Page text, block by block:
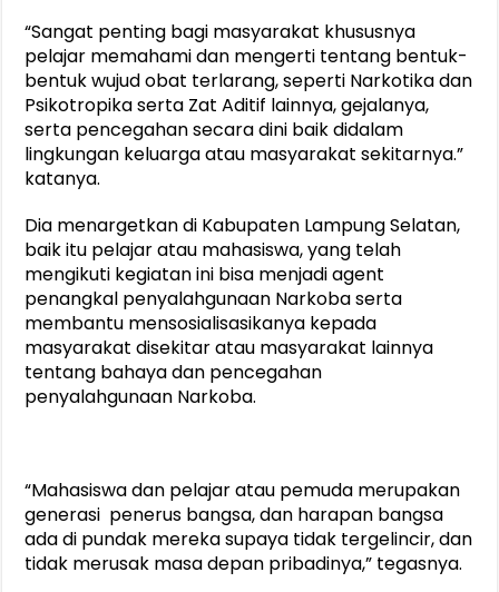
“Sangat penting bagi masyarakat khususnya
pelajar memahami dan mengerti tentang bentuk-
bentuk wujud obat terlarang, seperti Narkotika dan
Psikotropika serta Zat Aditif lainnya, gejalanya,
serta pencegahan secara dini baik didalam
lingkungan keluarga atau masyarakat sekitarnya.”
katanya.
Dia menargetkan di Kabupaten Lampung Selatan,
baik itu pelajar atau mahasiswa, yang telah
mengikuti kegiatan ini bisa menjadi agent
penangkal penyalahgunaan Narkoba serta
membantu mensosialisasikanya kepada
masyarakat disekitar atau masyarakat lainnya
tentang bahaya dan pencegahan
penyalahgunaan Narkoba.
“Mahasiswa dan pelajar atau pemuda merupakan
generasi penerus bangsa, dan harapan bangsa
ada di pundak mereka supaya tidak tergelincir, dan
tidak merusak masa depan pribadinya,” tegasnya.